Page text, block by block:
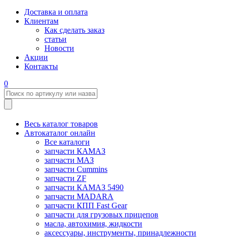
Доставка и оплата
Клиентам
Как сделать заказ
статьи
Новости
Акции
Контакты
0
Весь каталог товаров
Автокаталог онлайн
Все каталоги
запчасти КАМАЗ
запчасти МАЗ
запчасти Cummins
запчасти ZF
запчасти КАМАЗ 5490
запчасти MADARA
запчасти КПП Fast Gear
запчасти для грузовых прицепов
масла, автохимия, жидкости
аксессуары, инструменты, принадлежности